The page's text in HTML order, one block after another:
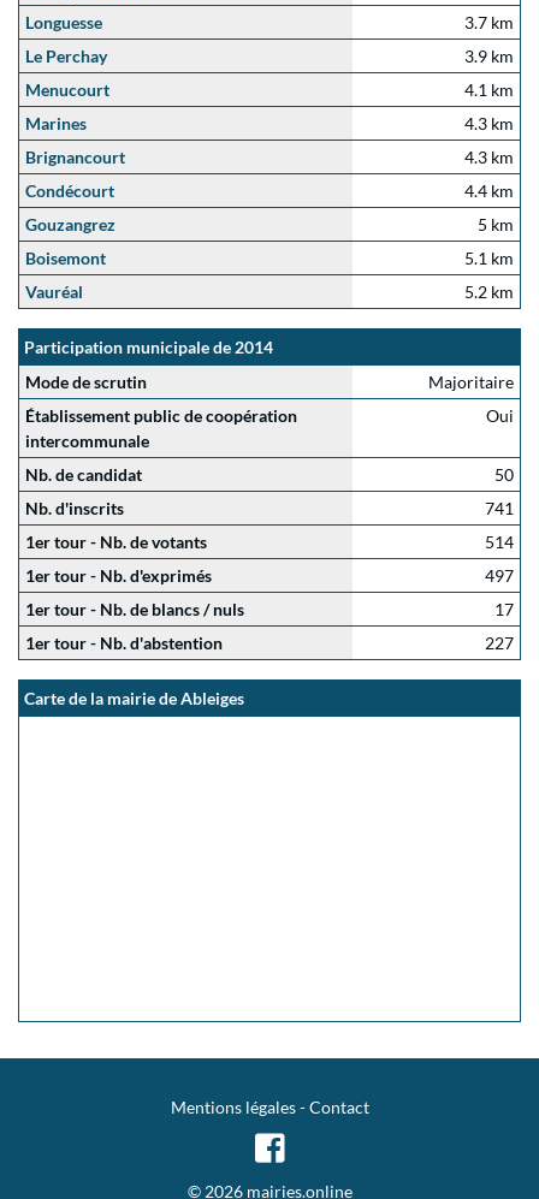
Longuesse
3.7 km
Le Perchay
3.9 km
Menucourt
4.1 km
Marines
4.3 km
Brignancourt
4.3 km
Condécourt
4.4 km
Gouzangrez
5 km
Boisemont
5.1 km
Vauréal
5.2 km
Participation municipale de 2014
Mode de scrutin
Majoritaire
Établissement public de coopération
intercommunale
Oui
Nb. de candidat
50
Nb. d'inscrits
741
1er tour - Nb. de votants
514
1er tour - Nb. d'exprimés
497
1er tour - Nb. de blancs / nuls
17
1er tour - Nb. d'abstention
227
Carte de la mairie de Ableiges
Mentions légales-Contact
© 2026 mairies.online